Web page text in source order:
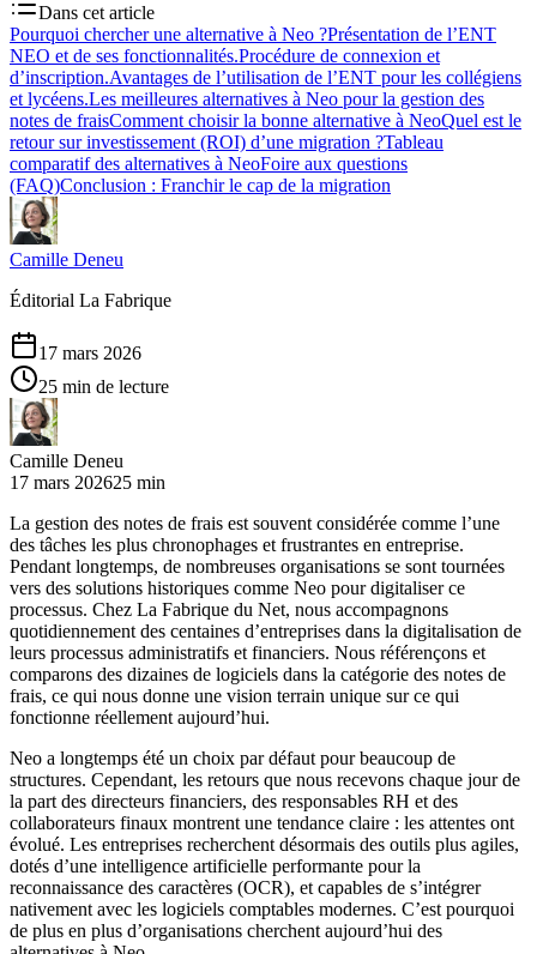
Dans cet article
Pourquoi chercher une alternative à Neo ?Présentation de l’ENT
NEO et de ses fonctionnalités.Procédure de connexion et
d’inscription.Avantages de l’utilisation de l’ENT pour les collégiens
et lycéens.Les meilleures alternatives à Neo pour la gestion des
notes de fraisComment choisir la bonne alternative à NeoQuel est le
retour sur investissement (ROI) d’une migration ?Tableau
comparatif des alternatives à NeoFoire aux questions
(FAQ)Conclusion : Franchir le cap de la migration
Camille Deneu
Éditorial La Fabrique
17 mars 2026
25 min de lecture
Camille Deneu
17 mars 202625 min
La gestion des notes de frais est souvent considérée comme l’une
des tâches les plus chronophages et frustrantes en entreprise.
Pendant longtemps, de nombreuses organisations se sont tournées
vers des solutions historiques comme Neo pour digitaliser ce
processus. Chez La Fabrique du Net, nous accompagnons
quotidiennement des centaines d’entreprises dans la digitalisation de
leurs processus administratifs et financiers. Nous référençons et
comparons des dizaines de logiciels dans la catégorie des notes de
frais, ce qui nous donne une vision terrain unique sur ce qui
fonctionne réellement aujourd’hui.
Neo a longtemps été un choix par défaut pour beaucoup de
structures. Cependant, les retours que nous recevons chaque jour de
la part des directeurs financiers, des responsables RH et des
collaborateurs finaux montrent une tendance claire : les attentes ont
évolué. Les entreprises recherchent désormais des outils plus agiles,
dotés d’une intelligence artificielle performante pour la
reconnaissance des caractères (OCR), et capables de s’intégrer
nativement avec les logiciels comptables modernes. C’est pourquoi
de plus en plus d’organisations cherchent aujourd’hui des